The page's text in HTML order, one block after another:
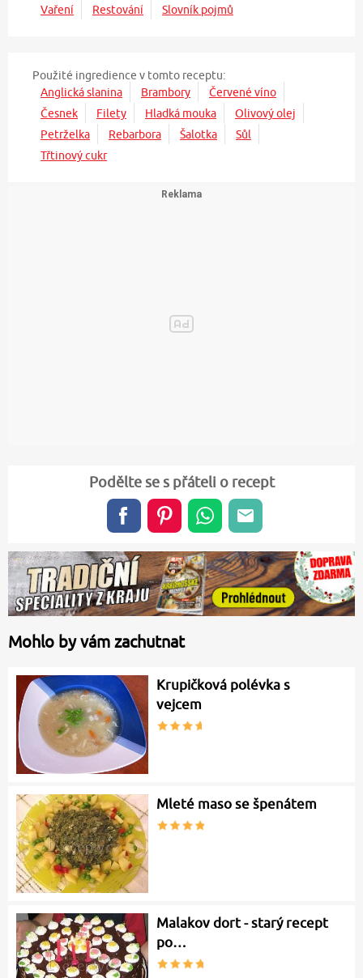
Vaření Restování Slovník pojmů
Použité ingredience v tomto receptu:
Anglická slanina
Brambory
Červené víno
Česnek
Filety Hladká mouka
Olivový olej
Petrželka
Rebarbora Šalotka
Sůl
Třtinový cukr
Podělte se s přáteli o recept
Mohlo by vám zachutnat
Krupičková polévka s
vejcem
Mleté maso se špenátem
Malakov dort - starý recept
po…